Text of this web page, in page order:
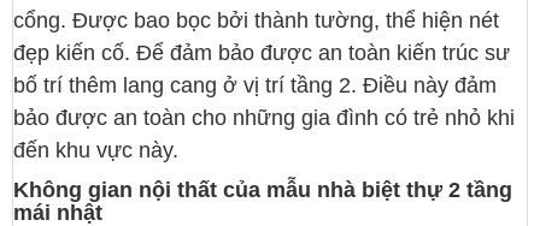
cổng. Được bao bọc bởi thành tường, thể hiện nét
đẹp kiến cố. Để đảm bảo được an toàn kiến trúc sư
bố trí thêm lang cang ở vị trí tầng 2. Điều này đảm
bảo được an toàn cho những gia đình có trẻ nhỏ khi
đến khu vực này.
Không gian nội thất của mẫu nhà biệt thự 2 tầng
mái nhật